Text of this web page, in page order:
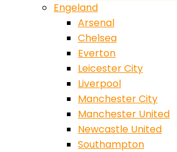
Engeland
Arsenal
Chelsea
Everton
Leicester City
Liverpool
Manchester City
Manchester United
Newcastle United
Southampton